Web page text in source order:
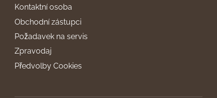
Kontaktní osoba
Obchodní zástupci
Požadavek na servis
Zpravodaj
Předvolby Cookies